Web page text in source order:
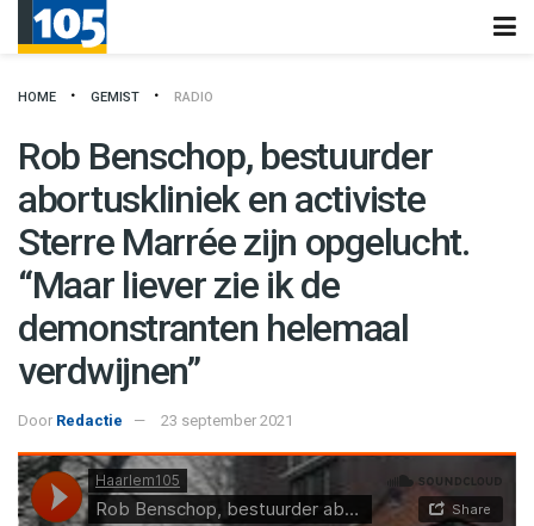
HOME GEMIST RADIO
Rob Benschop, bestuurder
abortuskliniek en activiste
Sterre Marrée zijn opgelucht.
“Maar liever zie ik de
demonstranten helemaal
verdwijnen”
Door Redactie 23 september 2021
Haarlem105·Rob Benschop, bestuurder abortuskliniek en activiste Sterre Marrée zijn opgelucht